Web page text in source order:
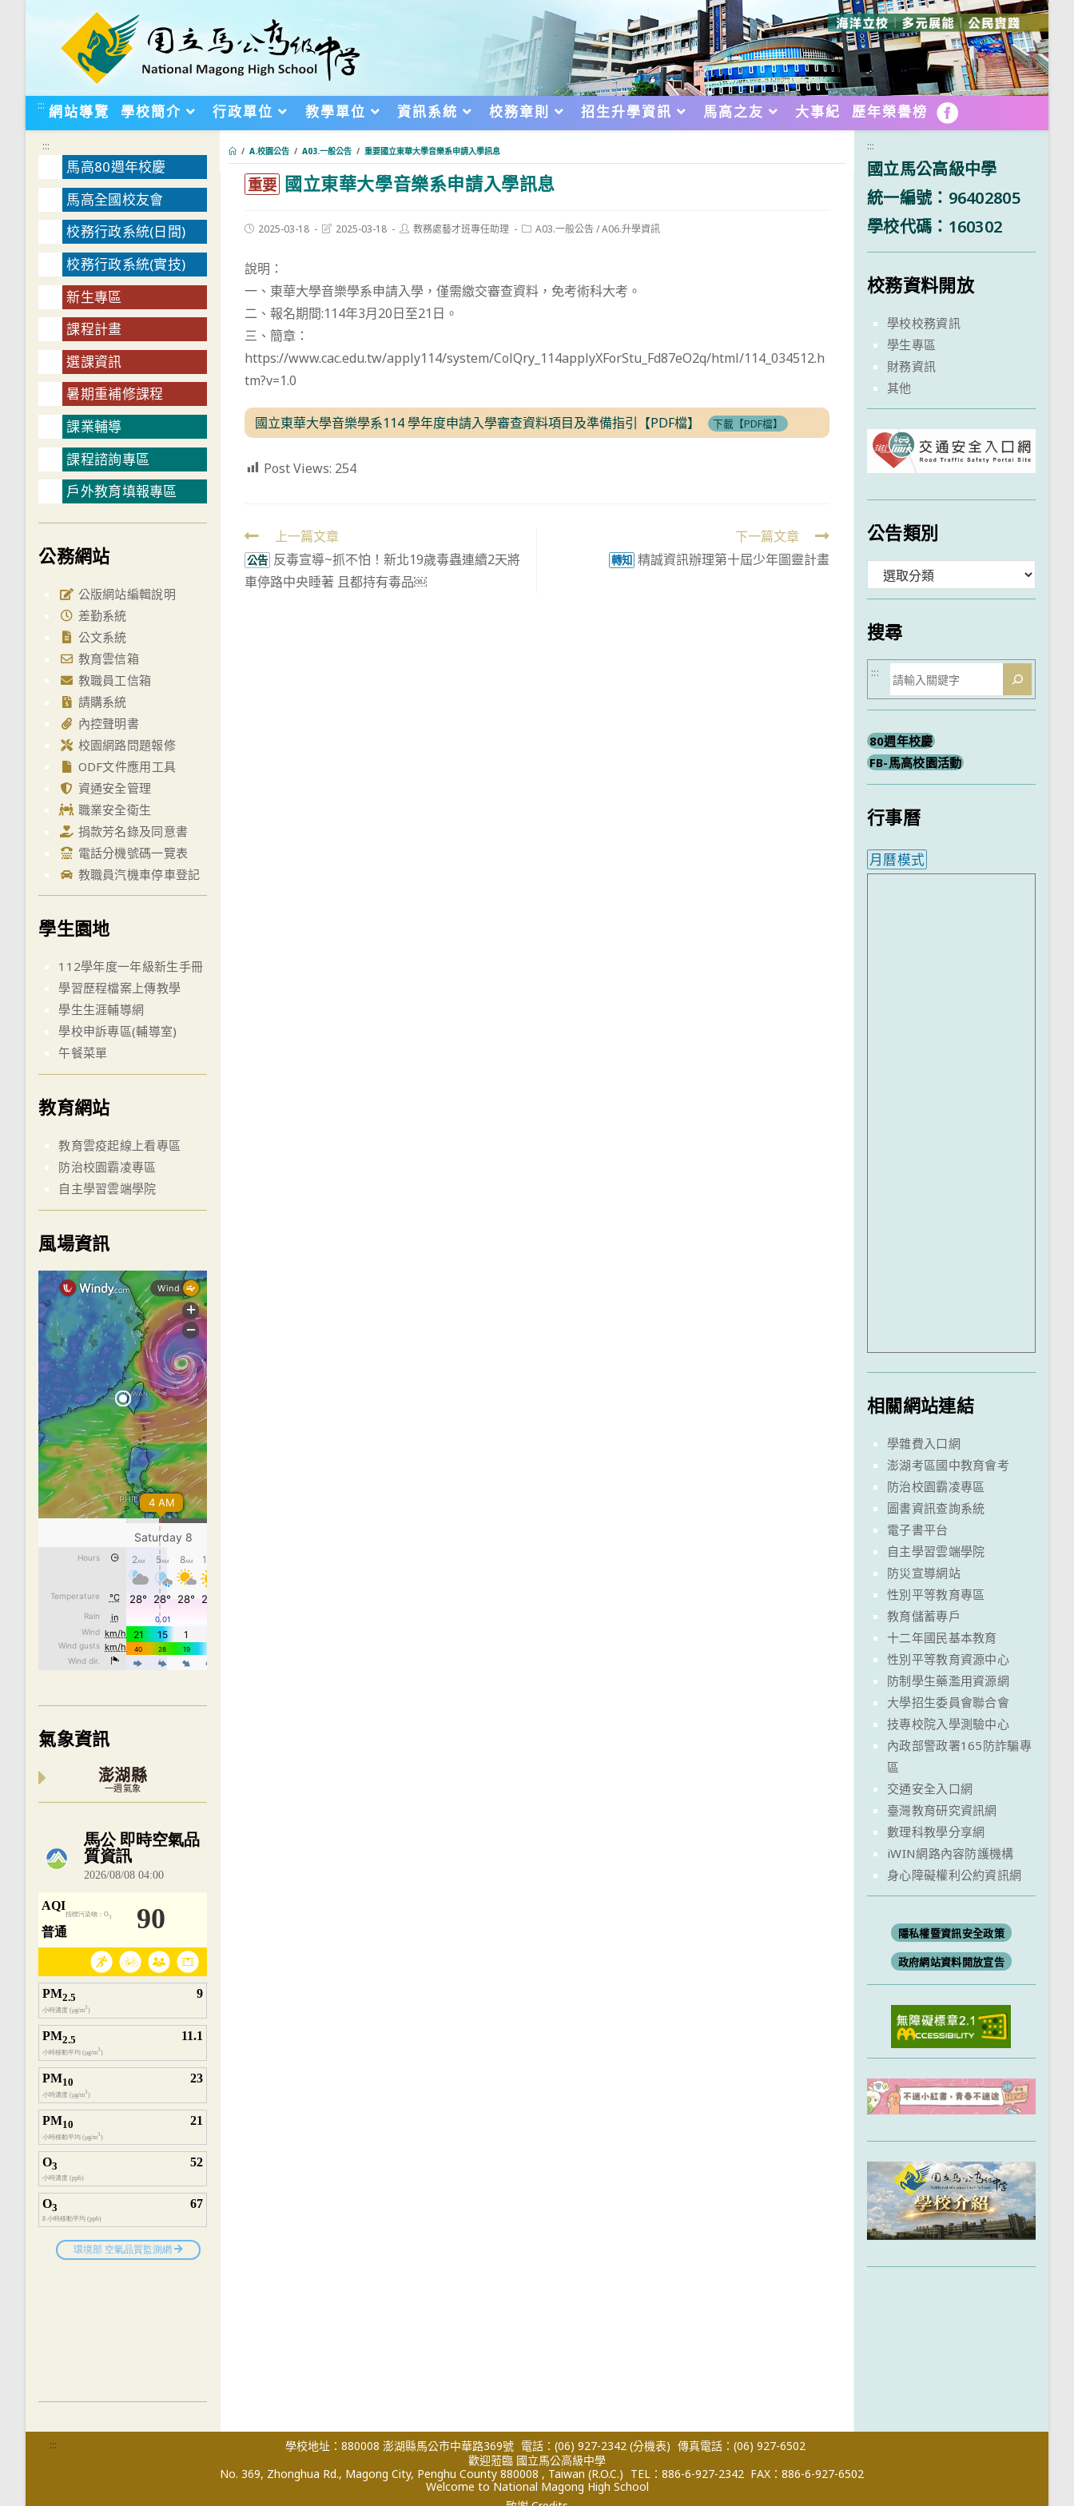
::: 網站導覽 學校簡介 行政單位 教學單位 資訊系統 校務章則 招生升學資訊 馬高之友 大事紀 歷年榮譽榜 FB
/ A.校園公告 / A03.一般公告 / 重要國立東華大學音樂系申請入學訊息
重要 國立東華大學音樂系申請入學訊息
Post2025-03-18
Post2025-03-18
Post教務處藝才班專任助理
PostA03.一般公告/A06.升學資訊
說明：
一、東華大學音樂學系申請入學，僅需繳交審查資料，免考術科大考。
二、報名期間:114年3月20日至21日。
三、簡章：
https://www.cac.edu.tw/apply114/system/ColQry_114applyXForStu_Fd87eO2q/html/114_034512.h
tm?v=1.0
國立東華大學音樂學系114 學年度申請入學審查資料項目及準備指引【PDF檔】 下載【PDF檔】
Post Views: 254
Read
more
articles
上一篇文章
公告 反毒宣導~抓不怕！新北19歲毒蟲連續2天將
車停路中央睡著 且都持有毒品￼
下一篇文章
轉知 精誠資訊辦理第十屆少年圖靈計畫
:::
馬高80週年校慶
馬高全國校友會
校務行政系統(日間)
校務行政系統(實技)
新生專區
課程計畫
選課資訊
暑期重補修課程
課業輔導
課程諮詢專區
戶外教育填報專區
公務網站
公版網站編輯說明
差勤系統
公文系統
教育雲信箱
教職員工信箱
請購系統
內控聲明書
校園網路問題報修
ODF文件應用工具
資通安全管理
職業安全衛生
捐款芳名錄及同意書
電話分機號碼一覽表
教職員汽機車停車登記
學生園地
112學年度一年級新生手冊
學習歷程檔案上傳教學
學生生涯輔導網
學校申訴專區(輔導室)
午餐菜單
教育網站
教育雲疫起線上看專區
防治校園霸凌專區
自主學習雲端學院
風場資訊
氣象資訊
澎湖縣
一週氣象
內嵌空氣品質小工具為視覺預覽，完整即時空氣品質資料請開啟
:::
國立馬公高級中學
統一編號：96402805
學校代碼：160302
校務資料開放
學校校務資訊
學生專區
財務資訊
其他
公告類別
類
搜尋
搜
尋
:::
80週年校慶
FB-馬高校園活動
行事曆
月曆模式
相關網站連結
學雜費入口網
澎湖考區國中教育會考
防治校園霸凌專區
圖書資訊查詢系統
電子書平台
自主學習雲端學院
防災宣導網站
性別平等教育專區
教育儲蓄專戶
十二年國民基本教育
性別平等教育資源中心
防制學生藥濫用資源網
大學招生委員會聯合會
技專校院入學測驗中心
內政部警政署165防詐騙專
區
交通安全入口網
臺灣教育研究資訊網
數理科教學分享網
iWIN網路內容防護機構
身心障礙權利公約資訊網
隱私權暨資訊安全政策
政府網站資料開放宣告
::: 學校地址：880008 澎湖縣馬公市中華路369號 電話：(06) 927-2342 (分機表) 傳真電話：(06) 927-6502
歡迎蒞臨 國立馬公高級中學
No. 369, Zhonghua Rd., Magong City, Penghu County 880008 , Taiwan (R.O.C.) TEL：886-6-927-2342 FAX：886-6-927-6502
Welcome to National Magong High School